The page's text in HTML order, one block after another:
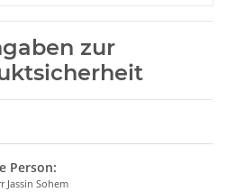
zur
Person:
Jassin Sohem